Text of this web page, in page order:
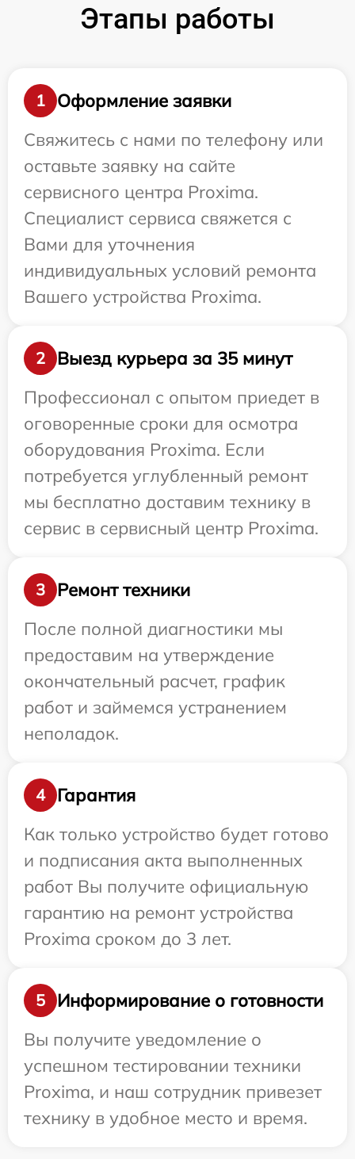
Этапы работы
1
Оформление заявки
Свяжитесь с нами по телефону или
оставьте заявку на сайте
сервисного центра Proxima.
Специалист сервиса свяжется с
Вами для уточнения
индивидуальных условий ремонта
Вашего устройства Proxima.
2
Выезд курьера за 35 минут
Профессионал с опытом приедет в
оговоренные сроки для осмотра
оборудования Proxima. Если
потребуется углубленный ремонт
мы бесплатно доставим технику в
сервис в сервисный центр Proxima.
3
Ремонт техники
После полной диагностики мы
предоставим на утверждение
окончательный расчет, график
работ и займемся устранением
неполадок.
4
Гарантия
Как только устройство будет готово
и подписания акта выполненных
работ Вы получите официальную
гарантию на ремонт устройства
Proxima сроком до 3 лет.
5
Информирование о готовности
Вы получите уведомление о
успешном тестировании техники
Proxima, и наш сотрудник привезет
технику в удобное место и время.